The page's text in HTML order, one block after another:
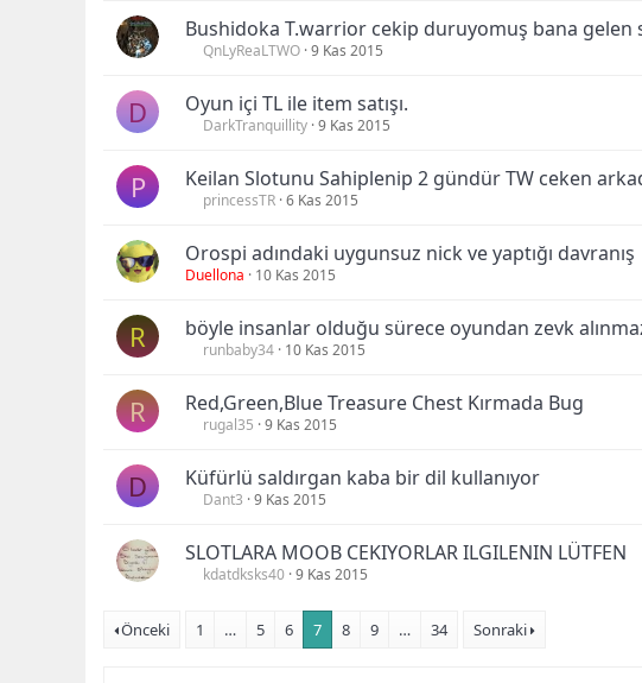
Bushidoka T.warrior cekip duruyomuş bana gelen
QnLyReaLTWO 9 Kas 2015
D Oyun içi TL ile item satışı.
DarkTranquillity 9 Kas 2015
P Keilan Slotunu Sahiplenip 2 gündür TW ceken
princessTR 6 Kas 2015
Orospi adındaki uygunsuz nick ve yaptığı davranış
Duellona 10 Kas 2015
R böyle insanlar olduğu sürece oyundan zevk
runbaby34 10 Kas 2015
R Red,Green,Blue Treasure Chest Kırmada Bug
rugal35 9 Kas 2015
D Küfürlü saldırgan kaba bir dil kullanıyor
Dant3 9 Kas 2015
SLOTLARA MOOB CEKIYORLAR ILGILENIN LÜTFEN
kdatdksks40 9 Kas 2015
Önceki 1 … 5 6 7 8 9 … 34 Sonraki